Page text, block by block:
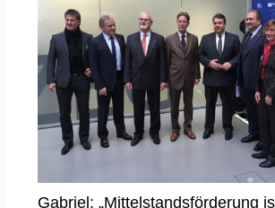
Gabriel: „Mittelstandsförderung